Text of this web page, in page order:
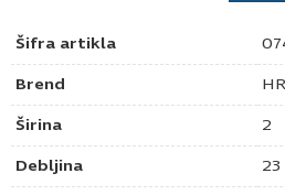
Šifra artikla
Brend
Širina 2
Debljina 23